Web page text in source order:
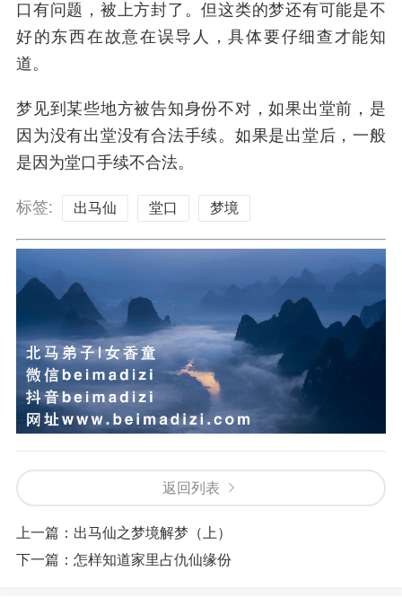
口有问题，被上方封了。但这类的梦还有可能是不
好的东西在故意在误导人，具体要仔细查才能知
道。
梦见到某些地方被告知身份不对，如果出堂前，是
因为没有出堂没有合法手续。如果是出堂后，一般
是因为堂口手续不合法。
标签: 出马仙 堂口 梦境
返回列表
上一篇： 出马仙之梦境解梦（上）
下一篇： 怎样知道家里占仇仙缘份